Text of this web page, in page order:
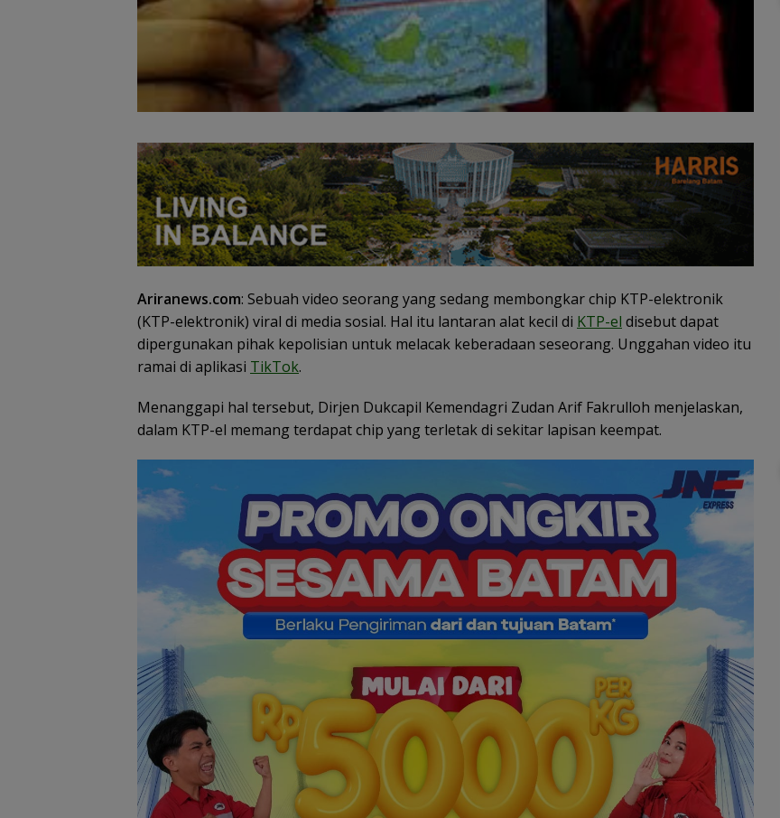
Ariranews.com: Sebuah video seorang yang sedang membongkar chip KTP-elektronik
(KTP-elektronik) viral di media sosial. Hal itu lantaran alat kecil di KTP-el disebut dapat
dipergunakan pihak kepolisian untuk melacak keberadaan seseorang. Unggahan video itu
ramai di aplikasi TikTok.
Menanggapi hal tersebut, Dirjen Dukcapil Kemendagri Zudan Arif Fakrulloh menjelaskan,
dalam KTP-el memang terdapat chip yang terletak di sekitar lapisan keempat.
Batam Grassroot
Football Festival 2026
Ditutup, Puluhan
Talenta Cilik Raih Tiket
ke Ajang Internasional
SSB NFA Borong Dua
Gelar Juara di Batam
Grassroot Football
Festival 2026
65 Persen Kendaraan
di Natuna Menunggak
Pajak, Warga Kini
Dapat Keringanan
hingga 100 Persen
Peran dan Inovasi
dalam Pawai
ke-81 RI
Akhir Pekan, Arus
Wisman di Pelabuhan
Batam Centre
Membludak
Perkuat Ketahanan Air
Baku, BP Batam
Gandeng Mc Dermott
Tanam Bambu Betung
di Bendungan Sei
Nongsa
BP Batam Tampilkan
Peran dan Inovasi
dalam Pawai
Pembangunan HUT
ke-81 RI
Batam Grassroot
Football Festival 2026
Ditutup, Puluhan
Talenta Cilik Raih Tiket
ke Ajang Internasional